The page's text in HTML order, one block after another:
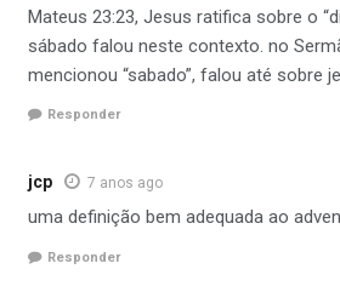
Mateus 23:23, Jesus ratifica sobre o
sábado falou neste contexto. no
mencionou “sabado”, falou até sobre
Responder
jcp 7 anos ago
uma definição bem adequada ao
Responder